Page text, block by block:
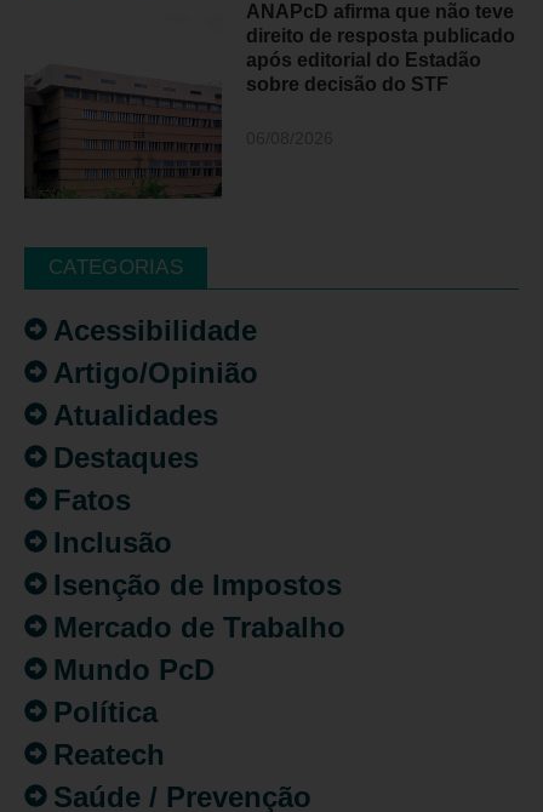
ANAPcD afirma que não teve
direito de resposta publicado
após editorial do Estadão
sobre decisão do STF
CATEGORIAS
Acessibilidade
Artigo/Opinião
Atualidades
Destaques
Fatos
Inclusão
Isenção de Impostos
Mercado de Trabalho
Mundo PcD
Política
Reatech
Saúde / Prevenção